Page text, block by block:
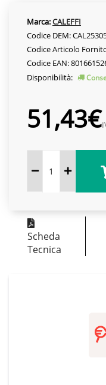
Marca:CALEFFI
Codice DEM:
Codice Articolo
Codice EAN:
Disponibilità:
51,43€
Scheda
Tecnica